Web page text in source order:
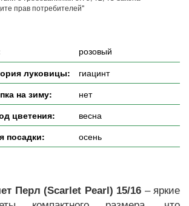
прав потребителей"
розовый
луковицы:
гиацинт
на зиму:
нет
цветения:
весна
посадки:
осень
Перл (Scarlet Pearl) 15/16 – яркие